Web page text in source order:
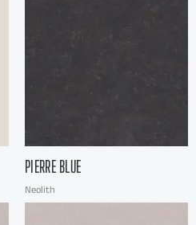
PIERRE BLUE
Neolith